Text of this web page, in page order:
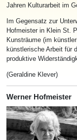
Jahren Kulturarbeit im
Im Gegensatz zur
Hofmeister in Klein St.
Kunsträume (im
künstlerische Arbeit für
produktive
(Geraldine Klever)
Werner Hofmeister